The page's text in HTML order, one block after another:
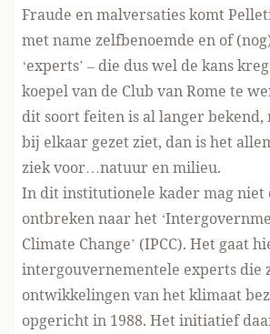
Fraude en malversaties komt
met name zelfbenoemde en of
‘experts’ – die dus wel de kans
koepel van de Club van Rome te
dit soort feiten is al langer bekend,
bij elkaar gezet ziet, dan is het
ziek voor…natuur en milieu.
In dit institutionele kader mag
ontbreken naar het
Climate Change’ (IPCC). Het gaat
intergouvernementele experts die
ontwikkelingen van het klimaat
opgericht in 1988. Het initiatief